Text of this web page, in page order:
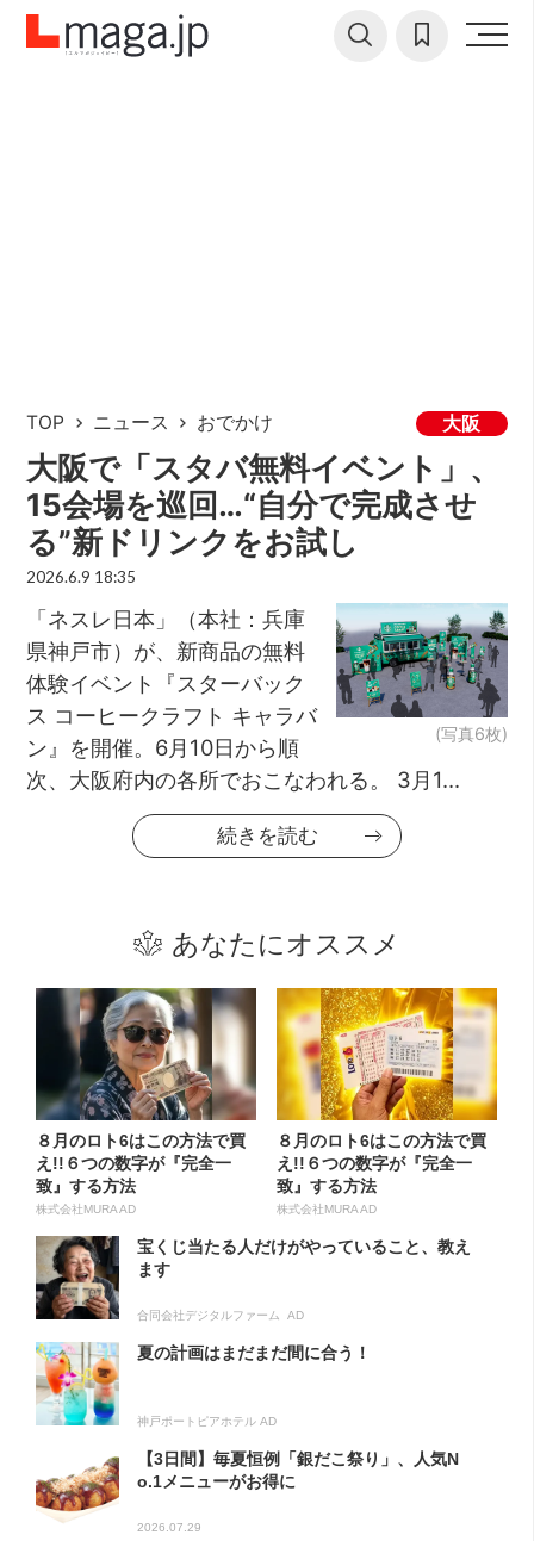
TOP ニュース おでかけ 大阪
大阪で「スタバ無料イベント」、
15会場を巡回…“自分で完成させ
る”新ドリンクをお試し
2026.6.9 18:35
(写真6枚)
「ネスレ日本」（本社：兵庫
県神戸市）が、新商品の無料
体験イベント『スターバック
ス コーヒークラフト キャラバ
ン』を開催。6月10日から順
次、大阪府内の各所でおこなわれる。 3月1...
続きを読む
あなたにオススメ
８月のロト6はこの方法で買
え!!６つの数字が『完全一
致』する方法
株式会社MURA AD
８月のロト6はこの方法で買
え!!６つの数字が『完全一
致』する方法
株式会社MURA AD
宝くじ当たる人だけがやっていること、教え
ます
合同会社デジタルファーム AD
夏の計画はまだまだ間に合う！
神戸ポートピアホテル AD
【3日間】毎夏恒例「銀だこ祭り」、人気N
o.1メニューがお得に
2026.07.29